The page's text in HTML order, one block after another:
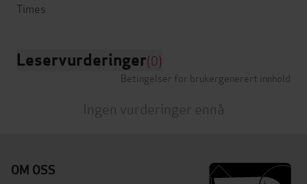
Leservurderinger(0)
Betingelser for brukergenerert innhold
Ingen vurderinger ennå
OM OSS